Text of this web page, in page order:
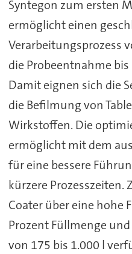
Syntegon zum ersten
ermöglicht einen
Verarbeitungsprozess
die Probeentnahme
Damit eignen sich die
die Befilmung von
Wirkstoffen. Die
ermöglicht mit dem
für eine bessere
kürzere Prozesszeiten.
Coater über eine hohe
Prozent Füllmenge
von 175 bis 1.000 l